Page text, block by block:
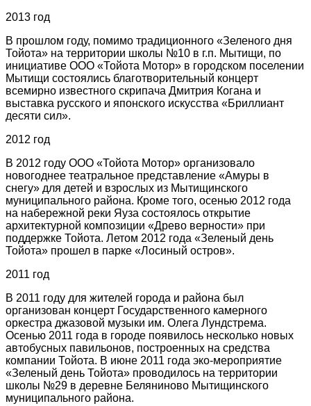
2013 год
В прошлом году, помимо традиционного «Зеленого дня
Тойота» на территории школы №10 в г.п. Мытищи, по
инициативе ООО «Тойота Мотор» в городском поселении
Мытищи состоялись благотворительный концерт
всемирно известного скрипача Дмитрия Когана и
выставка русского и японского искусства «Бриллиант
десяти сил».
2012 год
В 2012 году ООО «Тойота Мотор» организовало
новогоднее театральное представление «Амуры в
снегу» для детей и взрослых из Мытищинского
муниципального района. Кроме того, осенью 2012 года
на набережной реки Яуза состоялось открытие
архитектурной композиции «Древо верности» при
поддержке Тойота. Летом 2012 года «Зеленый день
Тойота» прошел в парке «Лосиный остров».
2011 год
В 2011 году для жителей города и района был
организован концерт Государственного камерного
оркестра джазовой музыки им. Олега Лундстрема.
Осенью 2011 года в городе появилось несколько новых
автобусных павильонов, построенных на средства
компании Тойота. В июне 2011 года эко-мероприятие
«Зеленый день Тойота» проводилось на территории
школы №29 в деревне Беляниново Мытищинского
муниципального района.